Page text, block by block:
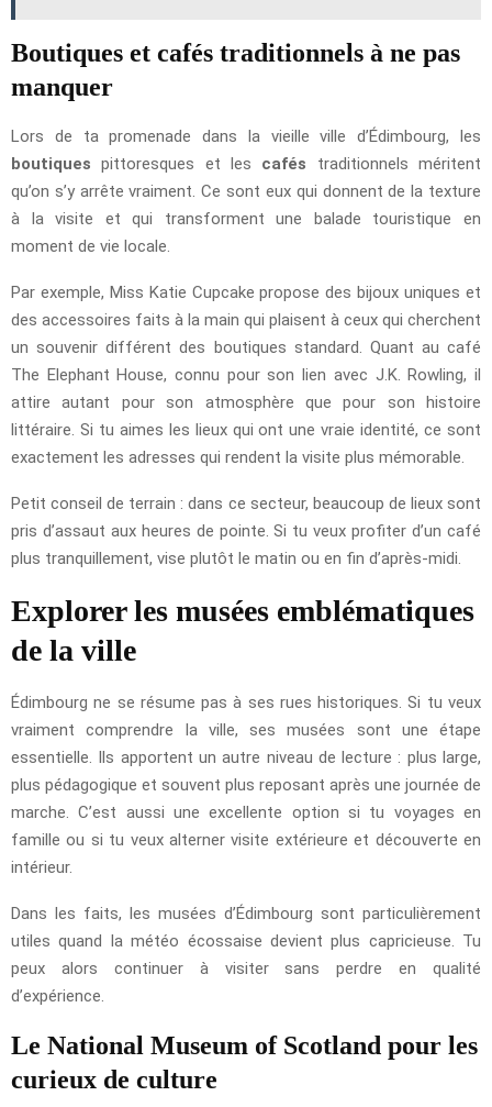
Boutiques et cafés traditionnels à ne pas
manquer
Lors de ta promenade dans la vieille ville d’Édimbourg, les
boutiques pittoresques et les cafés traditionnels méritent
qu’on s’y arrête vraiment. Ce sont eux qui donnent de la texture
à la visite et qui transforment une balade touristique en
moment de vie locale.
Par exemple, Miss Katie Cupcake propose des bijoux uniques et
des accessoires faits à la main qui plaisent à ceux qui cherchent
un souvenir différent des boutiques standard. Quant au café
The Elephant House, connu pour son lien avec J.K. Rowling, il
attire autant pour son atmosphère que pour son histoire
littéraire. Si tu aimes les lieux qui ont une vraie identité, ce sont
exactement les adresses qui rendent la visite plus mémorable.
Petit conseil de terrain : dans ce secteur, beaucoup de lieux sont
pris d’assaut aux heures de pointe. Si tu veux profiter d’un café
plus tranquillement, vise plutôt le matin ou en fin d’après-midi.
Explorer les musées emblématiques
de la ville
Édimbourg ne se résume pas à ses rues historiques. Si tu veux
vraiment comprendre la ville, ses musées sont une étape
essentielle. Ils apportent un autre niveau de lecture : plus large,
plus pédagogique et souvent plus reposant après une journée de
marche. C’est aussi une excellente option si tu voyages en
famille ou si tu veux alterner visite extérieure et découverte en
intérieur.
Dans les faits, les musées d’Édimbourg sont particulièrement
utiles quand la météo écossaise devient plus capricieuse. Tu
peux alors continuer à visiter sans perdre en qualité
d’expérience.
Le National Museum of Scotland pour les
curieux de culture